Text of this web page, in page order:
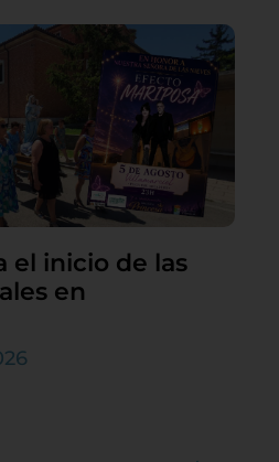
el inicio de las
en